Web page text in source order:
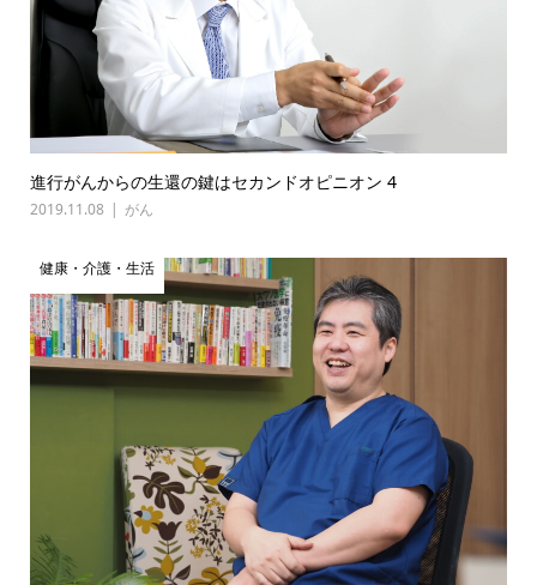
進行がんからの生還の鍵はセカンドオピニオン 4
2019.11.08 がん
健康・介護・生活